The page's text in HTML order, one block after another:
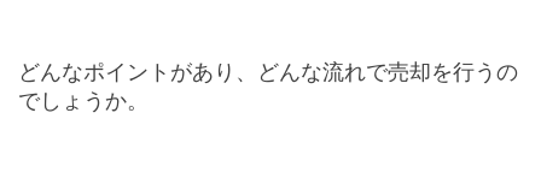
どんなポイントがあり、どんな流れで売却を行うの
でしょうか。